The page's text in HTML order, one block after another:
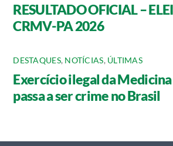
RESULTADO OFICIAL –
CRMV-PA 2026
DESTAQUES, NOTÍCIAS, ÚLTIMAS
Exercício ilegal da
passa a ser crime no Brasil